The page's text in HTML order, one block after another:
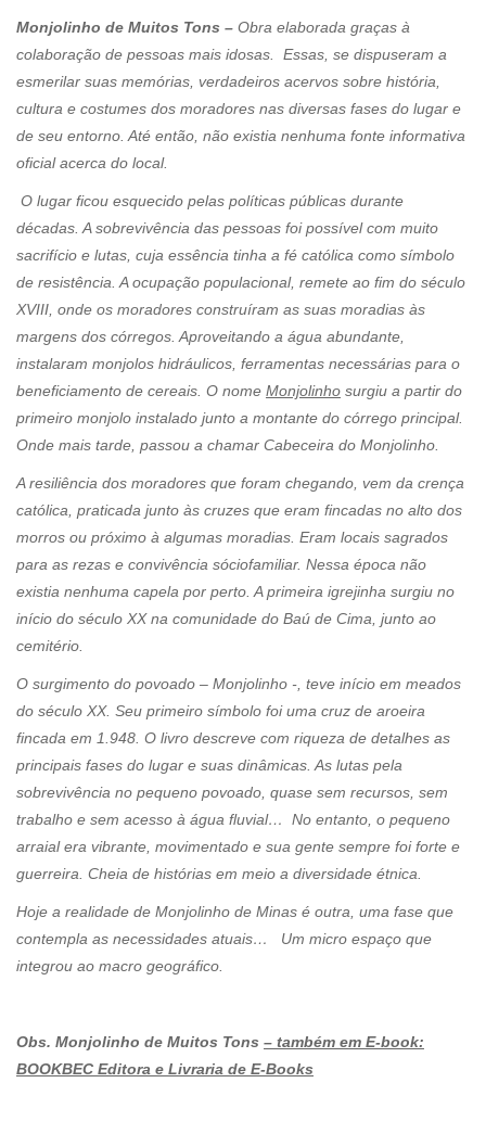
Monjolinho de Muitos Tons – Obra elaborada graças à
colaboração de pessoas mais idosas. Essas, se dispuseram a
esmerilar suas memórias, verdadeiros acervos sobre história,
cultura e costumes dos moradores nas diversas fases do lugar e
de seu entorno. Até então, não existia nenhuma fonte informativa
oficial acerca do local.
O lugar ficou esquecido pelas políticas públicas durante
décadas. A sobrevivência das pessoas foi possível com muito
sacrifício e lutas, cuja essência tinha a fé católica como símbolo
de resistência. A ocupação populacional, remete ao fim do século
XVIII, onde os moradores construíram as suas moradias às
margens dos córregos. Aproveitando a água abundante,
instalaram monjolos hidráulicos, ferramentas necessárias para o
beneficiamento de cereais. O nome Monjolinho surgiu a partir do
primeiro monjolo instalado junto a montante do córrego principal.
Onde mais tarde, passou a chamar Cabeceira do Monjolinho.
A resiliência dos moradores que foram chegando, vem da crença
católica, praticada junto às cruzes que eram fincadas no alto dos
morros ou próximo à algumas moradias. Eram locais sagrados
para as rezas e convivência sóciofamiliar. Nessa época não
existia nenhuma capela por perto. A primeira igrejinha surgiu no
início do século XX na comunidade do Baú de Cima, junto ao
cemitério.
O surgimento do povoado – Monjolinho -, teve início em meados
do século XX. Seu primeiro símbolo foi uma cruz de aroeira
fincada em 1.948. O livro descreve com riqueza de detalhes as
principais fases do lugar e suas dinâmicas. As lutas pela
sobrevivência no pequeno povoado, quase sem recursos, sem
trabalho e sem acesso à água fluvial… No entanto, o pequeno
arraial era vibrante, movimentado e sua gente sempre foi forte e
guerreira. Cheia de histórias em meio a diversidade étnica.
Hoje a realidade de Monjolinho de Minas é outra, uma fase que
contempla as necessidades atuais… Um micro espaço que
integrou ao macro geográfico.
Obs. Monjolinho de Muitos Tons – também em E-book:
BOOKBEC Editora e Livraria de E-Books